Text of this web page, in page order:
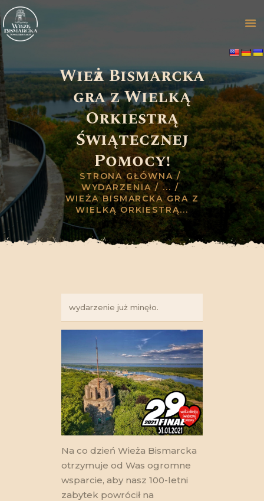
Wieża Bismarcka
gra z Wielką
Orkiestrą
Świątecznej
Pomocy!
STRONA GŁÓWNA
WYDARZENIA
...
WIEŻA BISMARCKA GRA Z
WIELKĄ ORKIESTRĄ...
STRONA GŁÓWNA
ZWIEDZANIE
OFERTA
GALERIA
HISTORIA
WYDARZENIA
BLOG
KONTAKT
wydarzenie już minęło.
Na co dzień Wieża Bismarcka
otrzymuje od Was ogromne
wsparcie, aby nasz 100-letni
zabytek powrócił na